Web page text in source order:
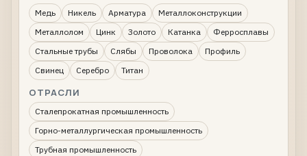
Медь Никель Арматура
Металлоконструкции
Металлолом
Цинк Золото Катанка
Ферросплавы
Стальные трубы
Слябы Проволока
Профиль
Свинец
Серебро Титан
ОТРАСЛИ
Сталепрокатная промышленность
Горно-металлургическая промышленность
Трубная промышленность